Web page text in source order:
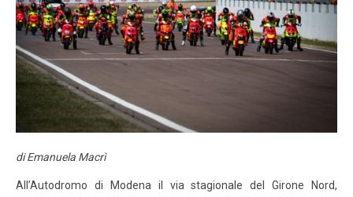
LOGIN
ISCRIVITI ALLA GARA
CALENDARIO
NEWS
MALOSSI RACING ACADEMY
di Emanuela Macrì
All’Autodromo di Modena il via stagionale del Girone Nord,